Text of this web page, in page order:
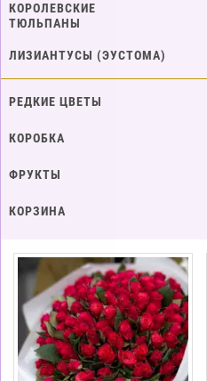
КОРОЛЕВСКИЕ
ТЮЛЬПАНЫ
ЛИЗИАНТУСЫ (ЭУСТОМА)
РЕДКИЕ ЦВЕТЫ
КОРОБКА
ФРУКТЫ
КОРЗИНА